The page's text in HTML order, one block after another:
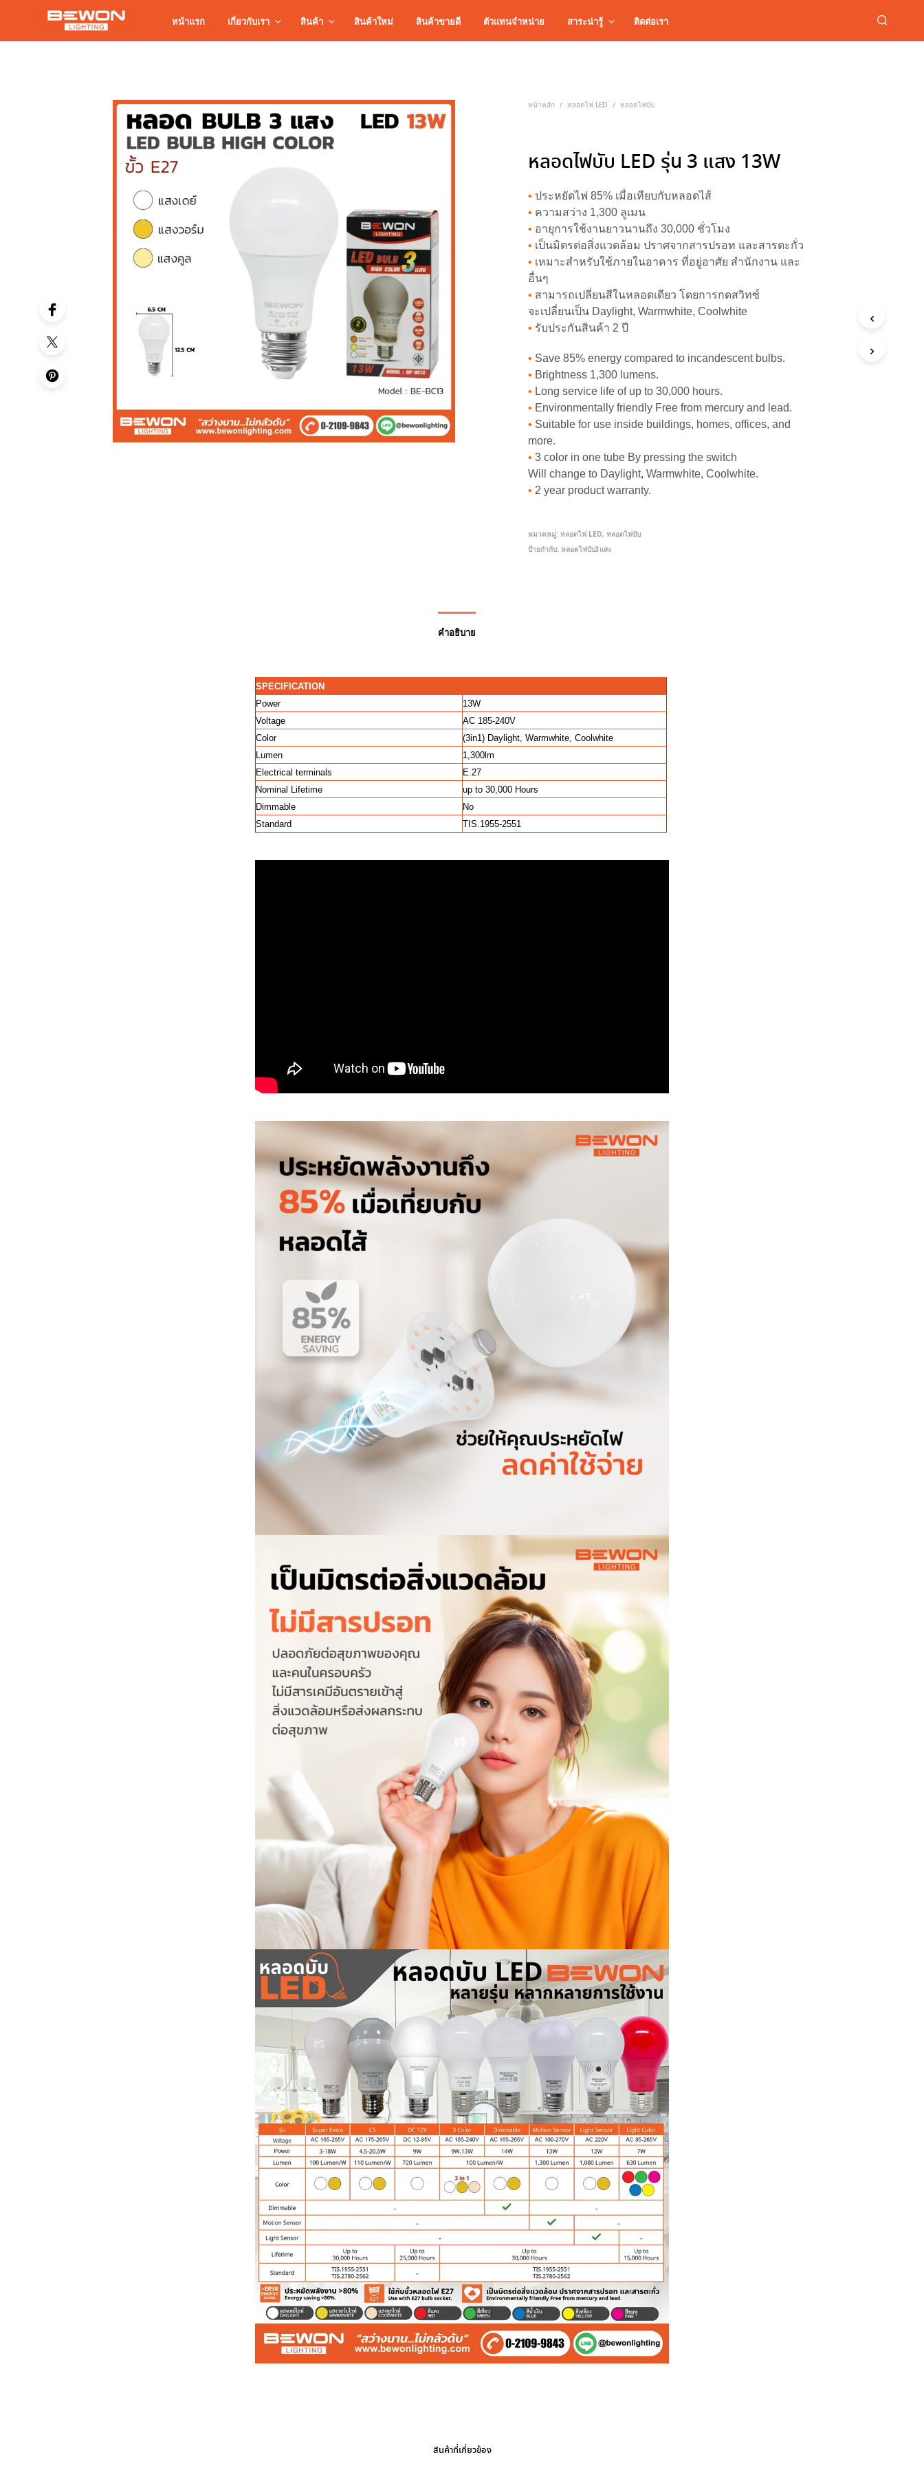
หน้าแรก เกี่ยวกับเรา สินค้า สินค้าใหม่ สินค้าขายดี ตัวแทนจำหน่าย สาระน่ารู้ ติดต่อเรา
หน้าหลัก / หลอดไฟ LED / หลอดไฟบับ
หลอดไฟบับ LED รุ่น 3 แสง 13W
• ประหยัดไฟ 85% เมื่อเทียบกับหลอดไส้
• ความสว่าง 1,300 ลูเมน
• อายุการใช้งานยาวนานถึง 30,000 ชั่วโมง
• เป็นมิตรต่อสิ่งแวดล้อม ปราศจากสารปรอท และสารตะกั่ว
• เหมาะสำหรับใช้ภายในอาคาร ที่อยู่อาศัย สำนักงาน และ
อื่นๆ
• สามารถเปลี่ยนสีในหลอดเดียว โดยการกดสวิทซ์
จะเปลี่ยนเป็น Daylight, Warmwhite, Coolwhite
• รับประกันสินค้า 2 ปี
• Save 85% energy compared to incandescent bulbs.
• Brightness 1,300 lumens.
• Long service life of up to 30,000 hours.
• Environmentally friendly Free from mercury and lead.
• Suitable for use inside buildings, homes, offices, and
more.
• 3 color in one tube By pressing the switch
Will change to Daylight, Warmwhite, Coolwhite.
• 2 year product warranty.
หมวดหมู่:หลอดไฟ LED,หลอดไฟบับ
ป้ายกำกับ:หลอดไฟบับ3แสง
คำอธิบาย
SPECIFICATION
Power
13W
Voltage
AC 185-240V
Color
(3in1) Daylight, Warmwhite, Coolwhite
Lumen
1,300lm
Electrical terminals
E.27
Nominal Lifetime
up to 30,000 Hours
Dimmable
No
Standard
TIS.1955-2551
สินค้าที่เกี่ยวข้อง